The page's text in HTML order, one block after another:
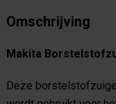
Omschrijving
Makita
Deze